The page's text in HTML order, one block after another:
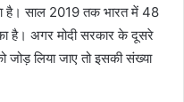
है। साल 2019 तक भारत में 48
है। अगर मोदी सरकार के दूसरे
जोड़ लिया जाए तो इसकी संख्या